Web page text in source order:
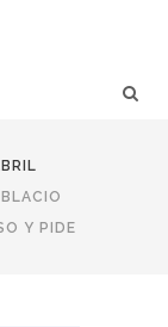
Y PIDE